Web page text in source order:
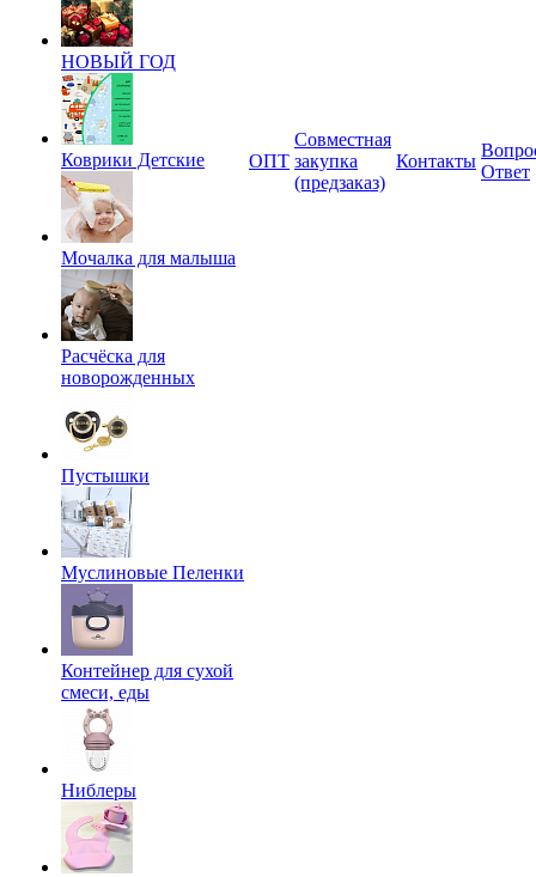
НОВЫЙ ГОД
Коврики Детские
Мочалка для малыша
Расчёска для
новорожденных
Пустышки
Муслиновые Пеленки
Контейнер для сухой
смеси, еды
Ниблеры
ОПТ
Совместная
закупка
(предзаказ)
Контакты
Ответ